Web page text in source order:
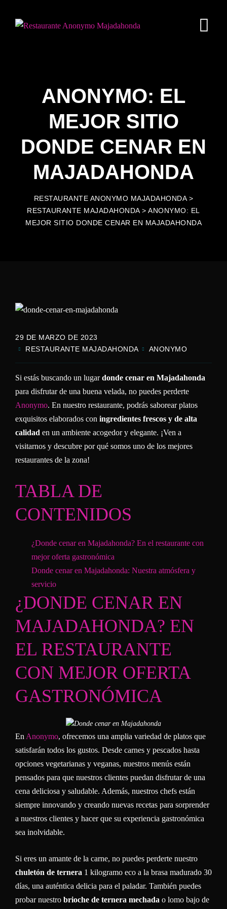
ANONYMO: EL
MEJOR SITIO
DONDE CENAR EN
MAJADAHONDA
RESTAURANTE ANONYMO MAJADAHONDA>
RESTAURANTE MAJADAHONDA>ANONYMO: EL
MEJOR SITIO DONDE CENAR EN MAJADAHONDA
29 DE MARZO DE 2023
RESTAURANTE MAJADAHONDA
ANONYMO
Si estás buscando un lugardonde cenar en Majadahonda
para disfrutar de una buena velada, no puedes perderte
Anonymo. En nuestro restaurante, podrás saborear platos
exquisitos elaborados con ingredientes frescos y de alta
calidad en un ambiente acogedor y elegante. ¡Ven a
visitarnos y descubre por qué somos uno de los mejores
restaurantes de la zona!
TABLA DE
CONTENIDOS
¿Donde cenar en Majadahonda? En el restaurante con
mejor oferta gastronómica
Donde cenar en Majadahonda: Nuestra atmósfera y
servicio
¿DONDE CENAR EN
MAJADAHONDA? EN
EL RESTAURANTE
CON MEJOR OFERTA
GASTRONÓMICA
En Anonymo, ofrecemos una amplia variedad de platos que
satisfarán todos los gustos. Desde carnes y pescados hasta
opciones vegetarianas y veganas, nuestros menús están
pensados para que nuestros clientes puedan disfrutar de una
cena deliciosa y saludable. Además, nuestros chefs están
siempre innovando y creando nuevas recetas para sorprender
a nuestros clientes y hacer que su experiencia gastronómica
sea inolvidable.
Si eres un amante de la carne, no puedes perderte nuestro
chuletón de ternera 1 kilogramo eco a la brasa madurado 30
días, una auténtica delicia para el paladar. También puedes
probar nuestro brioche de ternera mechada o lomo bajo de